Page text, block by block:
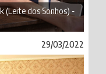
(Leite dos Sonhos) -
29/03/2022